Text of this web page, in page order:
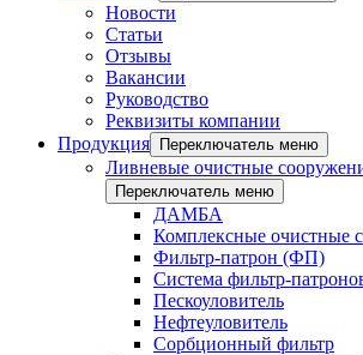
Новости
Статьи
Отзывы
Вакансии
Руководство
Реквизиты компании
Продукция
Переключатель меню
Ливневые очистные
Переключатель меню
ДАМБА
Комплексные очистные
Фильтр-патрон (ФП)
Система фильтр-
Пескоуловитель
Нефтеуловитель
Сорбционный фильтр